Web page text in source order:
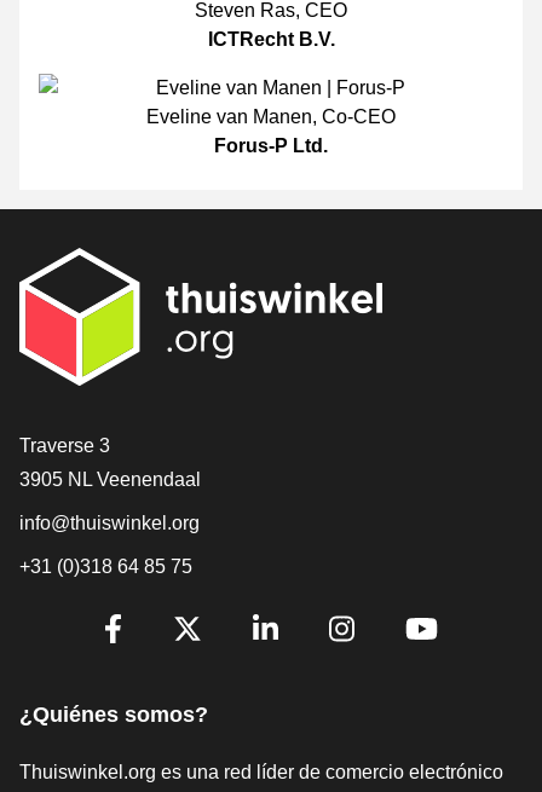
Steven Ras, CEO
ICTRecht B.V.
Eveline van Manen, Co-CEO
Forus-P Ltd.
[_General:Contact]
Traverse 3
3905 NL Veenendaal
info@thuiswinkel.org
+31 (0)318 64 85 75
[_General:SocialMediaTitle]
¿Quiénes somos?
Thuiswinkel.org es una red líder de comercio electrónico